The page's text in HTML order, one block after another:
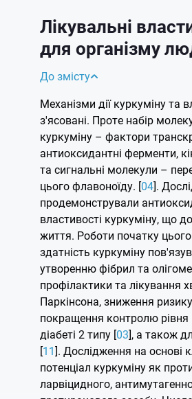
Лікувальні
для організму
До змісту
Механізми дії куркуміну та
з'ясовані. Проте набір
куркуміну – фактори
антиоксидантні ферменти,
та сигнальні молекули –
цього флавоноїду. [04].
продемонстрували
властивості куркуміну, що
життя. Роботи початку
здатність куркуміну
утворенню фібрил та
профілактики та лікування
Паркінсона, зниження
покращення контролю рівня
діабеті 2 типу [03], а також
[11]. Дослідження на основі
потенціал куркуміну як
ларвіцидного,